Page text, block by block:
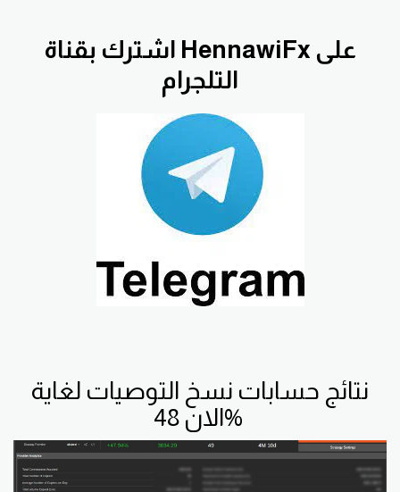
اشترك بقناة HennawiFx على
التلجرام
نتائج حسابات نسخ التوصيات لغاية
الان 48%